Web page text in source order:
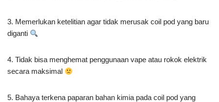
3. Memerlukan ketelitian agar tidak merusak coil pod yang baru
diganti
4. Tidak bisa menghemat penggunaan vape atau rokok elektrik
secara maksimal
5. Bahaya terkena paparan bahan kimia pada coil pod yang